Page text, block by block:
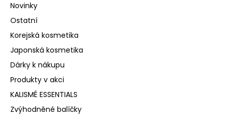
Novinky
Ostatní
Korejská kosmetika
Japonská kosmetika
Dárky k nákupu
Produkty v akci
KALISMÉ ESSENTIALS
Zvýhodněné balíčky